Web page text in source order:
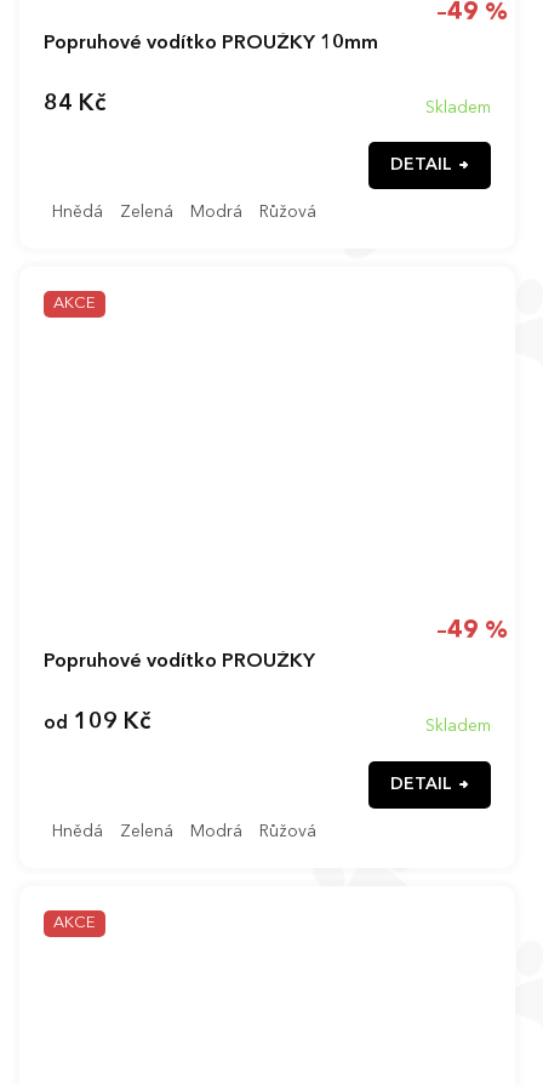
–49 %
Popruhové vodítko PROUŽKY 10mm
Skladem
84 Kč
DETAIL
Hnědá Zelená Modrá Růžová
AKCE
–49 %
Popruhové vodítko PROUŽKY
Skladem
od 109 Kč
DETAIL
Hnědá Zelená Modrá Růžová
AKCE